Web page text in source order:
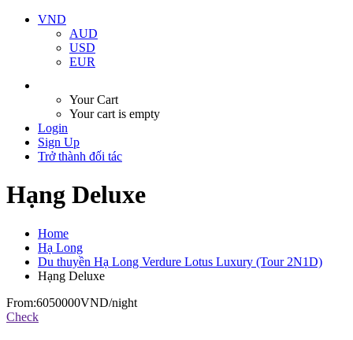
VND
AUD
USD
EUR
Your Cart
Your cart is empty
Login
Sign Up
Trở thành đối tác
Hạng Deluxe
Home
Hạ Long
Du thuyền Hạ Long Verdure Lotus Luxury (Tour 2N1D)
Hạng Deluxe
From:6050000VND/night
Check